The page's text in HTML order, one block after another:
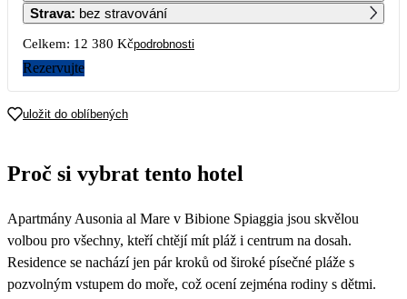
7 8 9 10 11 12 13
8 780 6 190
21
28 29 30
Strava: bez stravování
Celkem: 12 380 Kčpodrobnosti
Rezervujte
uložit do oblíbených
Proč si vybrat tento hotel
Apartmány Ausonia al Mare v Bibione Spiaggia jsou skvělou
volbou pro všechny, kteří chtějí mít pláž i centrum na dosah.
Residence se nachází jen pár kroků od široké písečné pláže s
pozvolným vstupem do moře, což ocení zejména rodiny s dětmi.